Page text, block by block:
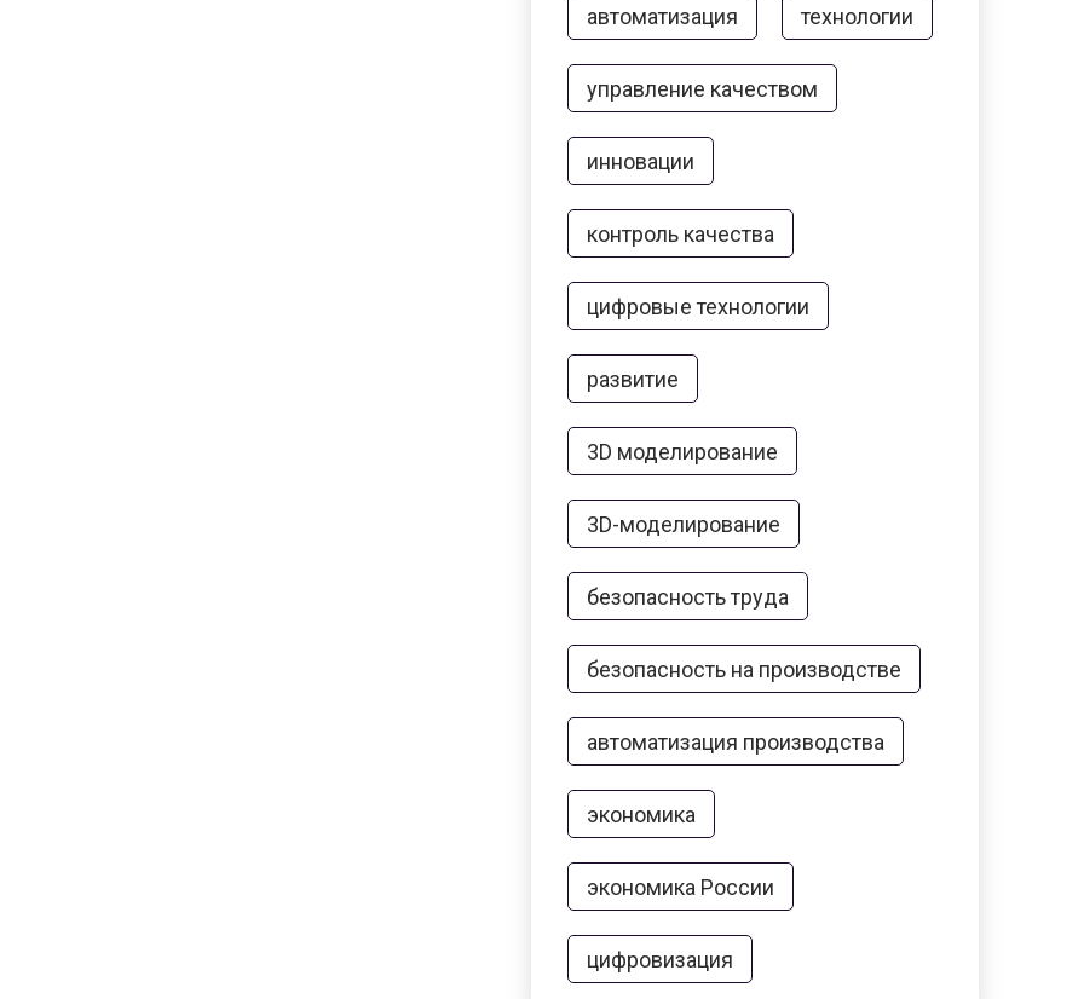
автоматизация технологии
управление качеством
инновации
контроль качества
цифровые технологии
развитие
3D моделирование
3D-моделирование
безопасность труда
безопасность на производстве
автоматизация производства
экономика
экономика России
цифровизация